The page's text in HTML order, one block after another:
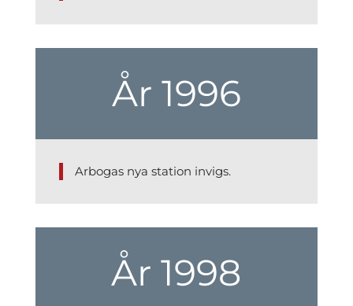
Arbogas nya station invigs.
År 1996
År 1998